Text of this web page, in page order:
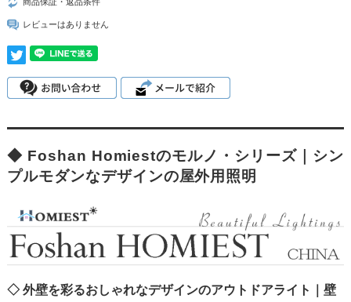
レビューはありません
◆ Foshan Homiestのモルノ・シリーズ｜シン
プルモダンなデザインの屋外用照明
◇ 外壁を彩るおしゃれなデザインのアウトドアライト｜壁